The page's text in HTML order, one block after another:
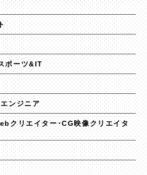
ポーツ&IT
ンジニア
クリエイター･CG映像クリエイタ